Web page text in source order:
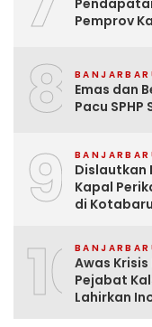
Pemprov
8
Emas dan
Pacu
9
Dislautkan
Kapal
di Kotabaru
10Awas
Pejabat
Lahirkan